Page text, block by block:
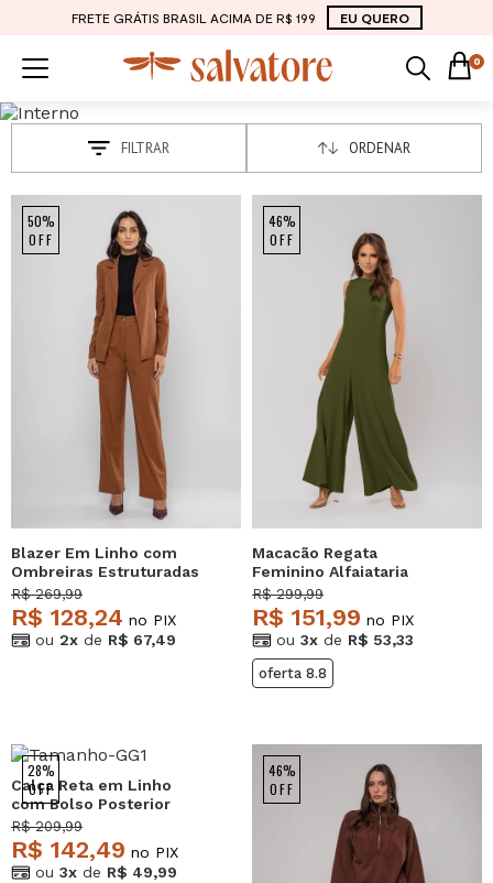
FRETE GRÁTIS BRASIL ACIMA DE R$ 199 EU QUERO
0
FILTRAR ORDENAR
50%
OFF
Blazer Em Linho com
Ombreiras Estruturadas
Marrom Salvatore
R$ 269,99
R$ 128,24 no PIX
ou 2x de R$ 67,49
46%
OFF
Macacão Regata
Feminino Alfaiataria
Pantalona Musgo
Salvatore
R$ 299,99
R$ 151,99 no PIX
ou 3x de R$ 53,33
oferta 8.8
28%
OFF
Calça Reta em Linho
com Bolso Posterior
Marrom Salvatore
R$ 209,99
R$ 142,49 no PIX
ou 3x de R$ 49,99
46%
OFF